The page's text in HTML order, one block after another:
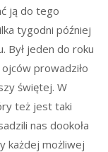
ją do tego
tygodni później
Był jeden do roku
prowadziło
świętej. W
też jest taki
nas dookoła
każdej możliwej